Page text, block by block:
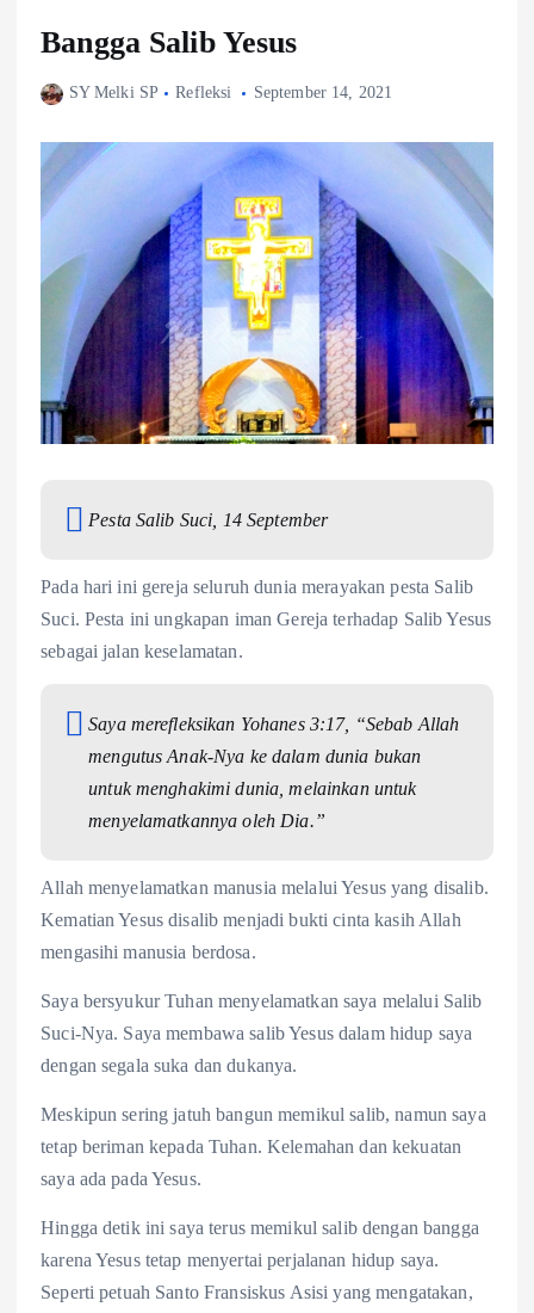
Bangga Salib Yesus
SY Melki SP Refleksi September 14, 2021
Pesta Salib Suci, 14 September
Pada hari ini gereja seluruh dunia merayakan pesta Salib
Suci. Pesta ini ungkapan iman Gereja terhadap Salib Yesus
sebagai jalan keselamatan.
Saya merefleksikan Yohanes 3:17, “Sebab Allah
mengutus Anak-Nya ke dalam dunia bukan
untuk menghakimi dunia, melainkan untuk
menyelamatkannya oleh Dia.”
Allah menyelamatkan manusia melalui Yesus yang disalib.
Kematian Yesus disalib menjadi bukti cinta kasih Allah
mengasihi manusia berdosa.
Saya bersyukur Tuhan menyelamatkan saya melalui Salib
Suci-Nya. Saya membawa salib Yesus dalam hidup saya
dengan segala suka dan dukanya.
Meskipun sering jatuh bangun memikul salib, namun saya
tetap beriman kepada Tuhan. Kelemahan dan kekuatan
saya ada pada Yesus.
Hingga detik ini saya terus memikul salib dengan bangga
karena Yesus tetap menyertai perjalanan hidup saya.
Seperti petuah Santo Fransiskus Asisi yang mengatakan,